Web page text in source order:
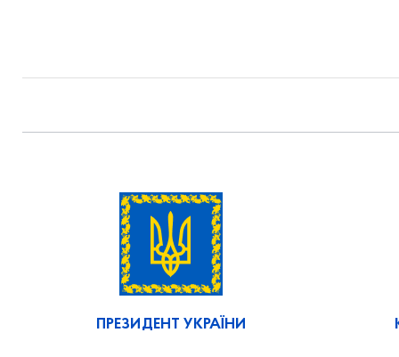
ПРЕЗИДЕНТ УКРАЇНИ